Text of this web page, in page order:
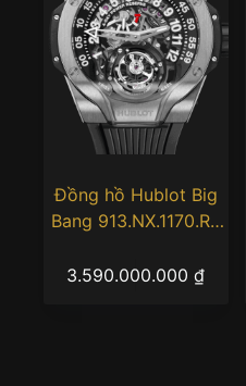
Đồng hồ Hublot Big
Bang 913.NX.1170.RX
Axis Bi-Retrograde
3.590.000.000₫